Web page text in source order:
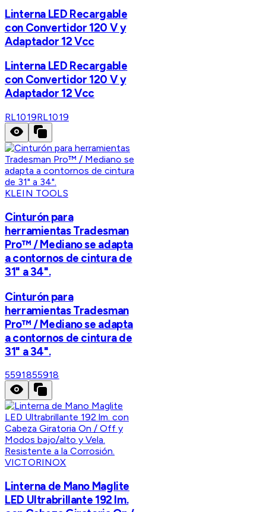
Linterna LED Recargable
con Convertidor 120 V y
Adaptador 12 Vcc
Linterna LED Recargable
con Convertidor 120 V y
Adaptador 12 Vcc
RL1019RL1019
KLEIN TOOLS
Cinturón para
herramientas Tradesman
Pro™ / Mediano se adapta
a contornos de cintura de
31" a 34".
Cinturón para
herramientas Tradesman
Pro™ / Mediano se adapta
a contornos de cintura de
31" a 34".
5591855918
VICTORINOX
Linterna de Mano Maglite
LED Ultrabrillante 192 lm.